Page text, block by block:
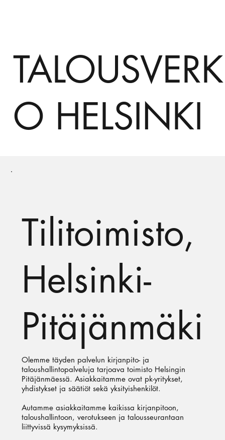
O HELSINKI
Tilitoimisto,
Helsinki-
Pitäjänmäki
Olemme täyden palvelun kirjanpito- ja
taloushallintopalveluja tarjoava toimisto Helsingin
Pitäjänmäessä. Asiakkaitamme ovat pk-yritykset,
yhdistykset ja säätiöt sekä yksityishenkilöt.
Autamme asiakkaitamme kaikissa kirjanpitoon,
taloushallintoon, verotukseen ja talousseurantaan
liittyvissä kysymyksissä.